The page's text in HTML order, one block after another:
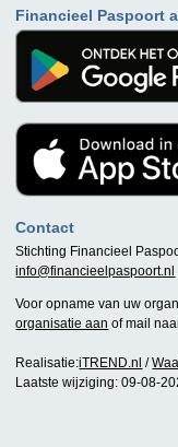
Financieel Paspoort
Contact
Stichting Financieel
info@financieelpaspoort.nl
Voor opname van uw
organisatie aan of mail
Realisatie:iTREND.nl /
Laatste wijziging: 09-08-